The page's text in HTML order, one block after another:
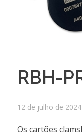
RBH-
12 de julho de 2024
Os cartões